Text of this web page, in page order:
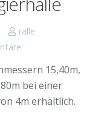
ralle
15,40m,
bei einer
4m erhältlich.